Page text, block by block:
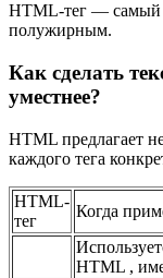
HTML-тег — самый
полужирным.
Как сделать
уместнее?
HTML предлагает
каждого тега
HTML-
тег
Когда
HTML ,